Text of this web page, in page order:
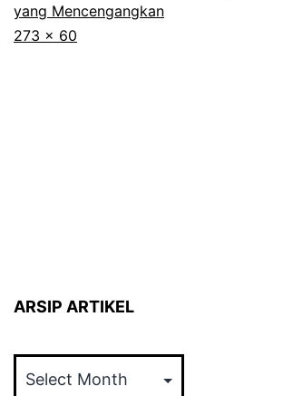
yang Mencengangkan
Full
273 × 60
ARSIP ARTIKEL
ARTIKEL